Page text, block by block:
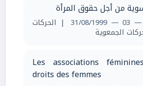
من أجل حقوق المرأة
| الحركات
الجمعوية
Les associations
droits des femmes